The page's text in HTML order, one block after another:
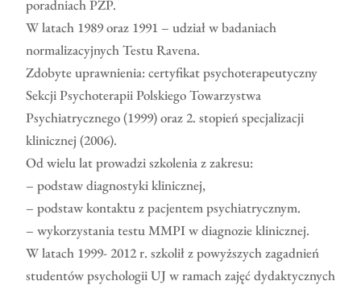
poradniach PZP.
W latach 1989 oraz 1991 – udział w badaniach
normalizacyjnych Testu Ravena.
Zdobyte uprawnienia: certyfikat psychoterapeutyczny
Sekcji Psychoterapii Polskiego Towarzystwa
Psychiatrycznego (1999) oraz 2. stopień specjalizacji
klinicznej (2006).
Od wielu lat prowadzi szkolenia z zakresu:
– podstaw diagnostyki klinicznej,
– podstaw kontaktu z pacjentem psychiatrycznym.
– wykorzystania testu MMPI w diagnozie klinicznej.
W latach 1999- 2012 r. szkolił z powyższych zagadnień
studentów psychologii UJ w ramach zajęć dydaktycznych